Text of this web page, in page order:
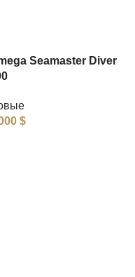
Seamaster Diver
$